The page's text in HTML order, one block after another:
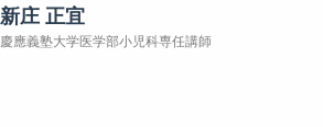
新庄 正宜
慶應義塾大学医学部小児科専任講師